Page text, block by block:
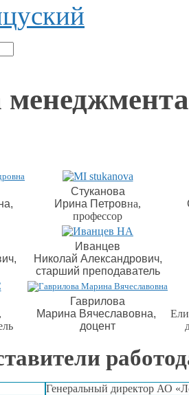
Стуканова
Ирина Петровна,
профессор
Иванцев
Николай Александрович,
старший преподаватель
Гаврилова
Марина Вячеславовна,
доцент
Генеральный директор АО